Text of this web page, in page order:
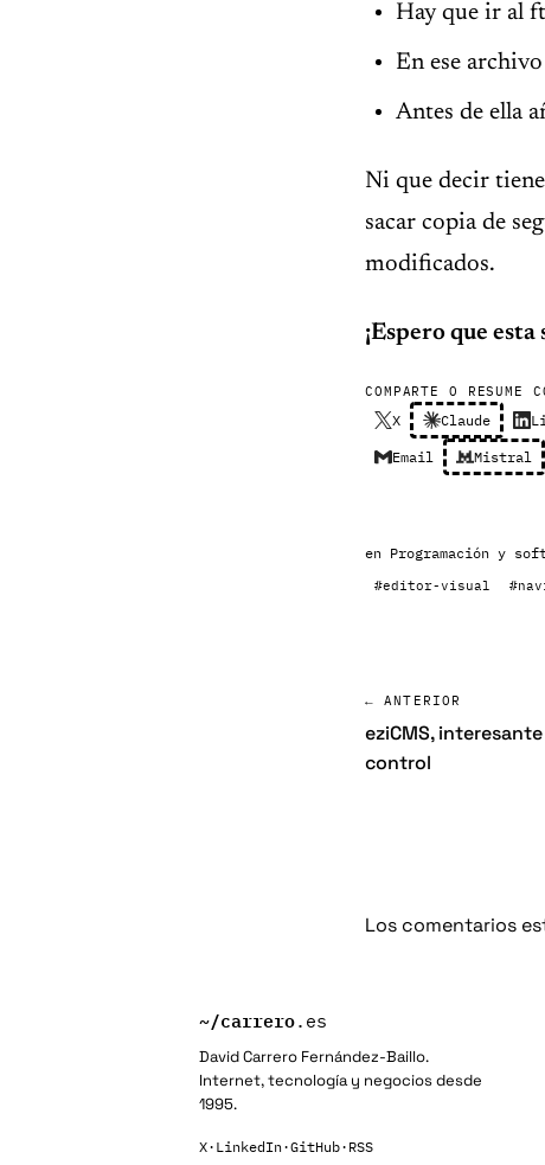
Hay que ir al
En ese
Antes de ella
Ni que decir
sacar copia de
modificados.
¡Espero que
COMPARTE O RESUME
X Claude
Email Mistral
en Programación y
#editor-visual
← ANTERIOR
eziCMS,
control
Los comentarios
~/carrero.es
David Carrero Fernández-Baillo.
Internet, tecnología y negocios desde
1995.
X· LinkedIn·GitHub· RSS